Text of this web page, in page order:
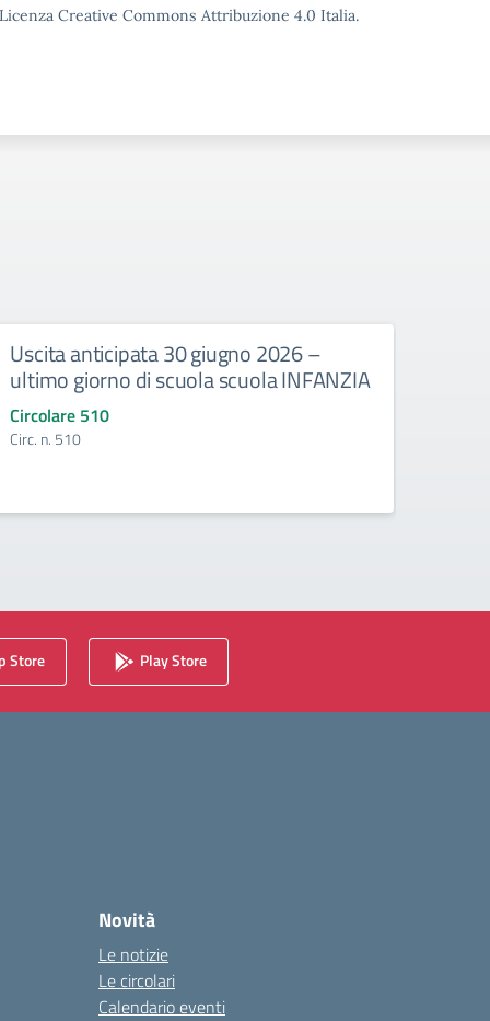
Creative Commons Attribuzione 4.0 Italia.
Uscita anticipata 30 giugno 2026 –
ultimo giorno di scuola scuola INFANZIA
Circolare 510
Circ. n. 510
Store Play Store
Novità
Le notizie
Le circolari
Calendario eventi